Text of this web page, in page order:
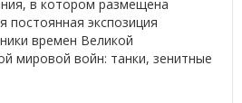
в котором размещена
постоянная экспозиция
времен Великой
мировой войн: танки, зенитные